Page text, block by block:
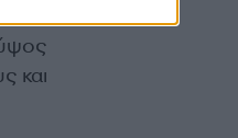
και